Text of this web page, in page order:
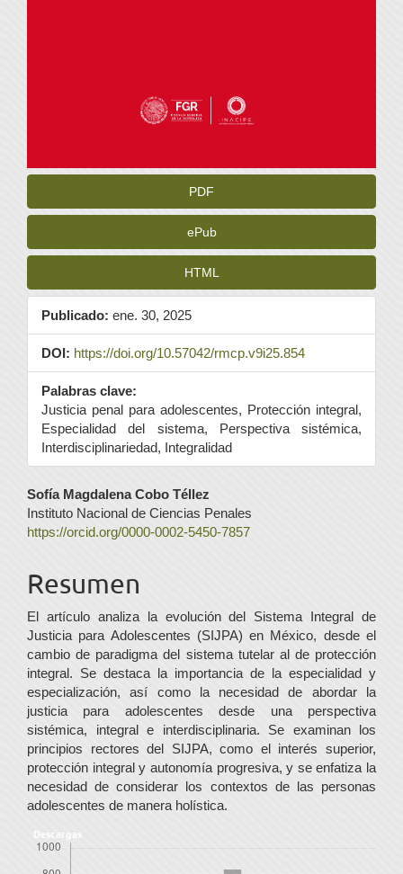
PDF
ePub
HTML
Publicado: ene. 30, 2025
DOI: https://doi.org/10.57042/rmcp.v9i25.854
Palabras clave:
Justicia penal para adolescentes, Protección integral,
Especialidad del sistema, Perspectiva sistémica,
Interdisciplinariedad, Integralidad
Contenido
principal
artículo
Sofía Magdalena Cobo Téllez
Instituto Nacional de Ciencias Penales
https://orcid.org/0000-0002-5450-7857
Resumen
El artículo analiza la evolución del Sistema Integral de
Justicia para Adolescentes (SIJPA) en México, desde el
cambio de paradigma del sistema tutelar al de protección
integral. Se destaca la importancia de la especialidad y
especialización, así como la necesidad de abordar la
justicia para adolescentes desde una perspectiva
sistémica, integral e interdisciplinaria. Se examinan los
principios rectores del SIJPA, como el interés superior,
protección integral y autonomía progresiva, y se enfatiza la
necesidad de considerar los contextos de las personas
adolescentes de manera holística.
Descargas